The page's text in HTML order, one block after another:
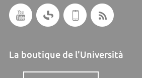
La boutique de l'Università